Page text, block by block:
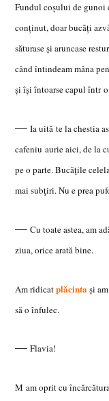
Fundul coşului de gunoi
conţinut, doar bucăţi
săturase şi aruncase
când întindeam mâna
şi îşi întoarse capul într
—Ia uită te la chestia
cafeniu aurie aici, de la
pe o parte. Bucăţile
mai subţiri. Nu e prea
—Cu toate astea, am
ziua, orice arată bine.
Am ridicatplăcinta şi
să o înfulec.
—Flavia!
M am oprit cu